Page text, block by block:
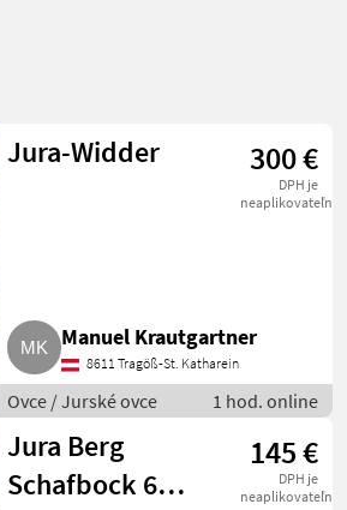
Země Filtry
Jura-Widder 300 €
DPH je
neaplikovateľné
Manuel Krautgartner
8611 Tragöß-St. Katharein
Ovce / Jurské ovce 1 hod. online
Jura Berg
Schafbock 6
145 €
DPH je
neaplikovateľné